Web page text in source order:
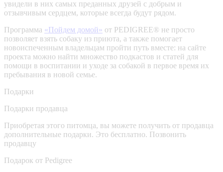
увидели в них самых преданных друзей с добрым и
отзывчивым сердцем, которые всегда будут рядом.
Программа «Пойдем домой» от PEDIGREE® не просто
позволяет взять собаку из приюта, а также помогает
новоиспеченным владельцам пройти путь вместе: на сайте
проекта можно найти множество подкастов и статей для
помощи в воспитании и уходе за собакой в первое время их
пребывания в новой семье.
Подарки
Подарки продавца
Приобретая этого питомца, вы можете получить от продавца
дополнительные подарки. Это бесплатно. Позвонить
продавцу
Подарок от Pedigree